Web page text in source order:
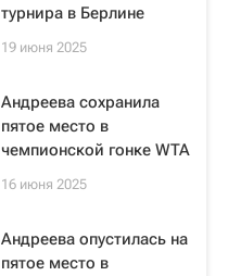
турнира в Берлине
19 июня 2025
Андреева сохранила
пятое место в
чемпионской гонке WTA
16 июня 2025
Андреева опустилась на
пятое место в